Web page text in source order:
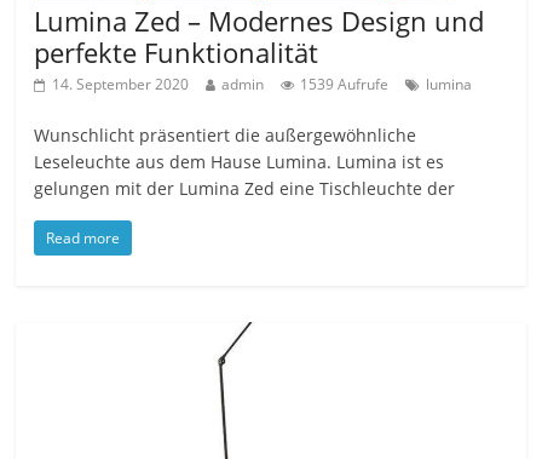
Lumina Zed – Modernes Design und
perfekte Funktionalität
14. September 2020 admin 1539 Aufrufe lumina
Wunschlicht präsentiert die außergewöhnliche
Leseleuchte aus dem Hause Lumina. Lumina ist es
gelungen mit der Lumina Zed eine Tischleuchte der
Read more